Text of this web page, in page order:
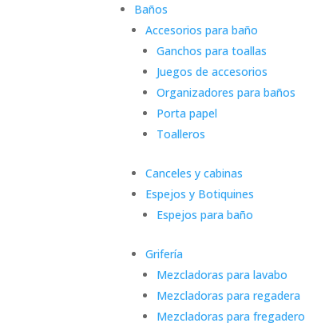
Baños
Accesorios para baño
Ganchos para toallas
Juegos de accesorios
Organizadores para baños
Porta papel
Toalleros
Canceles y cabinas
Espejos y Botiquines
Espejos para baño
Grifería
Mezcladoras para lavabo
Mezcladoras para regadera
Mezcladoras para fregadero